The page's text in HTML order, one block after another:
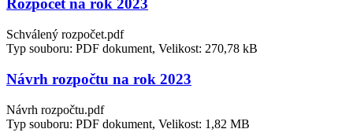
Rozpočet na rok 2023
Schválený rozpočet.pdf
Typ souboru: PDF dokument, Velikost: 270,78 kB
Návrh rozpočtu na rok 2023
Návrh rozpočtu.pdf
Typ souboru: PDF dokument, Velikost: 1,82 MB